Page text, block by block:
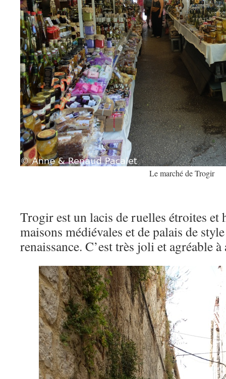
Le marché de Trogir
Trogir est un lacis de ruelles étroites et
maisons médiévales et de palais de
renaissance. C’est très joli et agréable